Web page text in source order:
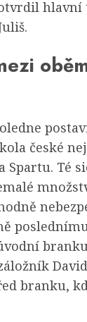
hlavní
české
Té
branku,